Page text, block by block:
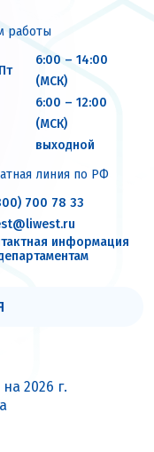
работы
6:00 – 14:00
(МСК)
6:00 – 12:00
(МСК)
выходной
линия по РФ
700 78 33
информация
2026 г.